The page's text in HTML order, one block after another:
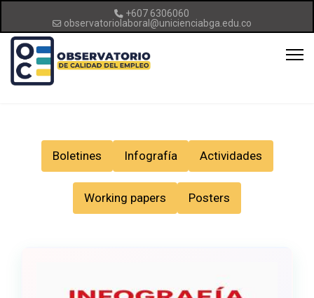
+607 6306060
observatoriolaboral@unicienciabga.edu.co
Boletines Infografía Actividades
Working papers Posters